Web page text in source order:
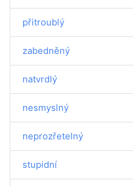
přitroublý
zabedněný
natvrdlý
nesmyslný
neprozřetelný
stupidní